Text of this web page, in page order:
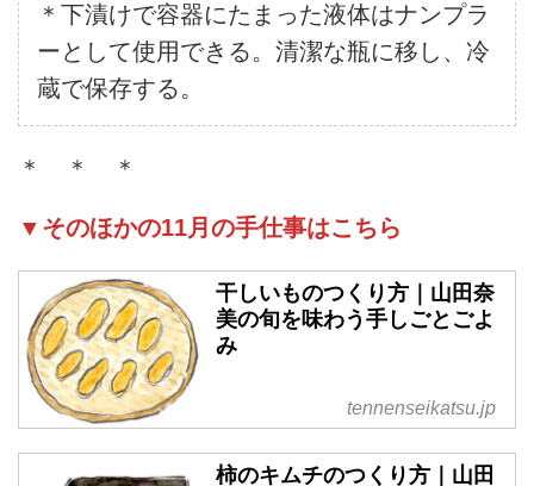
＊下漬けで容器にたまった液体はナンプラ
ーとして使用できる。清潔な瓶に移し、冷
蔵で保存する。
＊ ＊ ＊
▼そのほかの11月の手仕事はこちら
干しいものつくり方｜山田奈
美の旬を味わう手しごとごよ
み
tennenseikatsu.jp
柿のキムチのつくり方｜山田